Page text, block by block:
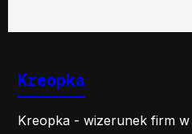
Kreopka
Kreopka - wizerunek firm w